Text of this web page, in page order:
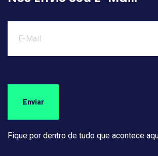
Fique por dentro de tudo que acontece